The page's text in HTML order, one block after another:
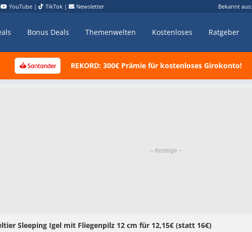
YouTube | TikTok | Newsletter Bekannt aus:
Bonus Deals Themenwelten Kostenloses Ratgeber
REKORD: 300€ Prämie für kostenloses Girokonto!
Sleeping Igel mit Fliegenpilz 12 cm für 12,15€ (statt 16€)